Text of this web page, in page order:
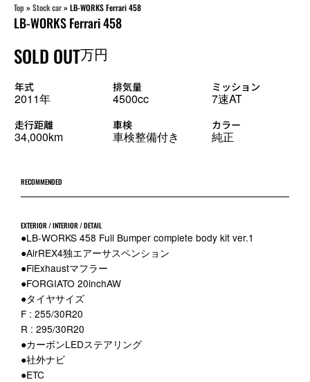
Top »Stock car»LB-WORKS Ferrari 458
LB-WORKS Ferrari 458
SOLD OUT万円
年式
2011年
排気量
4500cc
ミッション
7速AT
走行距離
34,000km
車検
車検整備付き
カラー
純正
RECOMMENDED
EXTERIOR / INTERIOR / DETAIL
●LB-WORKS 458 Full Bumper complete body kit ver.1
●AirREX4独エアーサスペンション
●FiExhaustマフラー
●FORGIATO 20inchAW
●タイヤサイズ
F : 255/30R20
R : 295/30R20
●カーボンLEDステアリング
●社外ナビ
●ETC